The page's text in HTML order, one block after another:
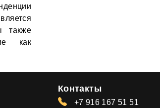
также
как
Контакты
+7 916 167 51 51